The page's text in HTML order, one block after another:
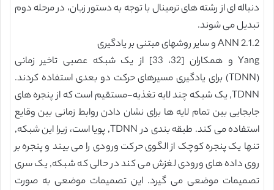
دنباله ای از رشته های ترمینال با توجه به دستور زبان، در مرحله دوم
تبدیل می شوند.
2.1.2 ANN و سایر روشهای مبتنی بر یادگیری
Yang و همکاران [32، 33] از یک شبکه عصبی تاخیر زمانی
(TDNN) برای یادگیری مسیرهای حرکت دو بعدی استفاده کردند.
TDNN, یک شبکه چند لایه تغذیه-مستقیم است که از پنجره های
جابجایی بین تمام لایه ها برای نشان دادن روابط زمانی بین وقایع
استفاده می کند. طبقه بندی در TDNN, پویا است، زیرا این شبکه,
تنها یک پنجره کوچک از الگوی حرکت ورودی را می بیند و پنجره بر
روی داده های ورودی لغزش می کند در حالی که شبکه, یک سری
تصمیمات موضعی می گیرد. این تصمیمات موضعی به صورت